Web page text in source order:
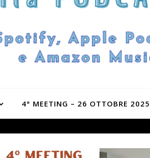
4° MEETING – 26 OTTOBRE 2025